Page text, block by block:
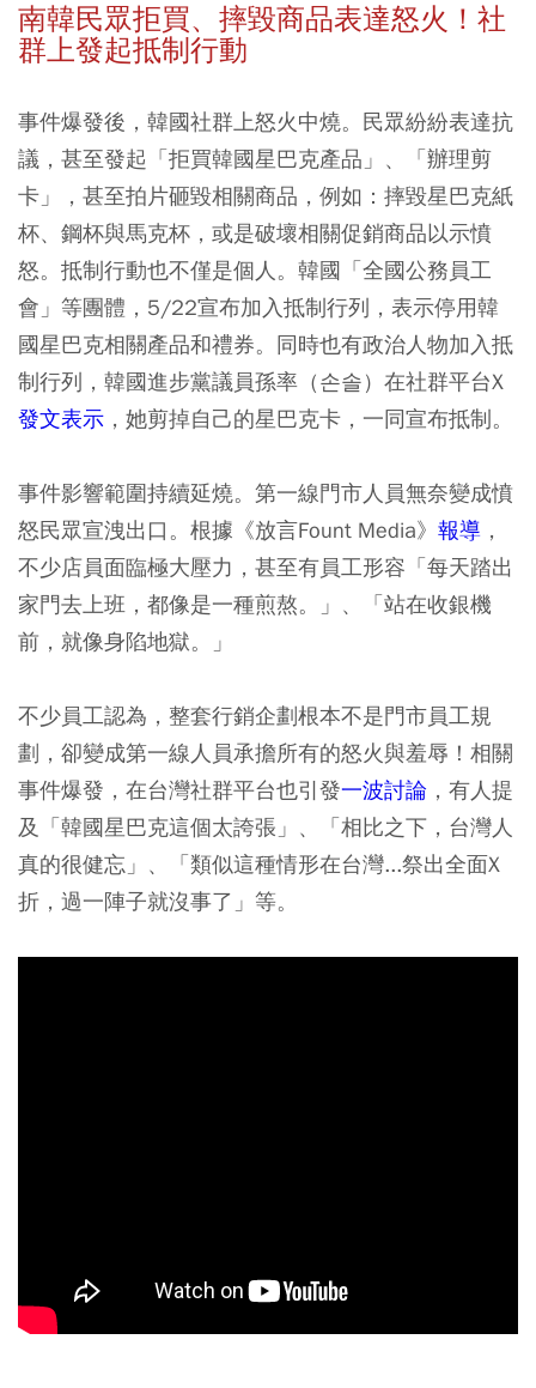
南韓民眾拒買、摔毀商品表達怒火！社
群上發起抵制行動
事件爆發後，韓國社群上怒火中燒。民眾紛紛表達抗
議，甚至發起「拒買韓國星巴克產品」、「辦理剪
卡」，甚至拍片砸毀相關商品，例如：摔毀星巴克紙
杯、鋼杯與馬克杯，或是破壞相關促銷商品以示憤
怒。抵制行動也不僅是個人。韓國「全國公務員工
會」等團體，5/22宣布加入抵制行列，表示停用韓
國星巴克相關產品和禮券。同時也有政治人物加入抵
制行列，韓國進步黨議員孫率（손솔）在社群平台X
發文表示 ，她剪掉自己的星巴克卡，一同宣布抵制。
事件影響範圍持續延燒。第一線門市人員無奈變成憤
怒民眾宣洩出口。根據《放言Fount Media》 報導 ，
不少店員面臨極大壓力，甚至有員工形容「每天踏出
家門去上班，都像是一種煎熬。」、「站在收銀機
前，就像身陷地獄。」
不少員工認為，整套行銷企劃根本不是門市員工規
劃，卻變成第一線人員承擔所有的怒火與羞辱！相關
事件爆發，在台灣社群平台也引發一波討論 ，有人提
及「韓國星巴克這個太誇張」、「相比之下，台灣人
真的很健忘」、「類似這種情形在台灣...祭出全面X
折，過一陣子就沒事了」等。